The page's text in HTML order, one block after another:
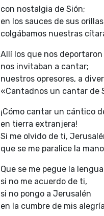
con nostalgia de Sión;
en los sauces de sus orillas
colgábamos nuestras
Allí los que nos deportaron
nos invitaban a cantar;
nuestros opresores, a
«Cantadnos un cantar de
¡Cómo cantar un cántico
en tierra extranjera!
Si me olvido de ti,
que se me paralice la
Que se me pegue la
si no me acuerdo de ti,
si no pongo a Jerusalén
en la cumbre de mis